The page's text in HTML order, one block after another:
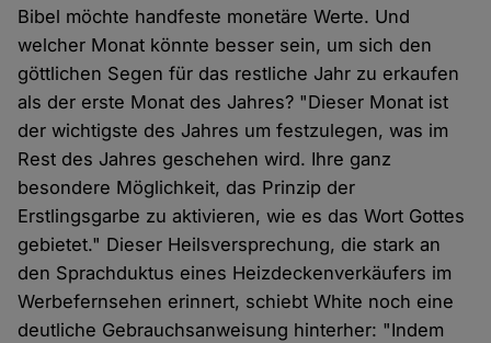
Bibel möchte handfeste monetäre Werte. Und
welcher Monat könnte besser sein, um sich den
göttlichen Segen für das restliche Jahr zu erkaufen
als der erste Monat des Jahres? "Dieser Monat ist
der wichtigste des Jahres um festzulegen, was im
Rest des Jahres geschehen wird. Ihre ganz
besondere Möglichkeit, das Prinzip der
Erstlingsgarbe zu aktivieren, wie es das Wort Gottes
gebietet." Dieser Heilsversprechung, die stark an
den Sprachduktus eines Heizdeckenverkäufers im
Werbefernsehen erinnert, schiebt White noch eine
deutliche Gebrauchsanweisung hinterher: "Indem